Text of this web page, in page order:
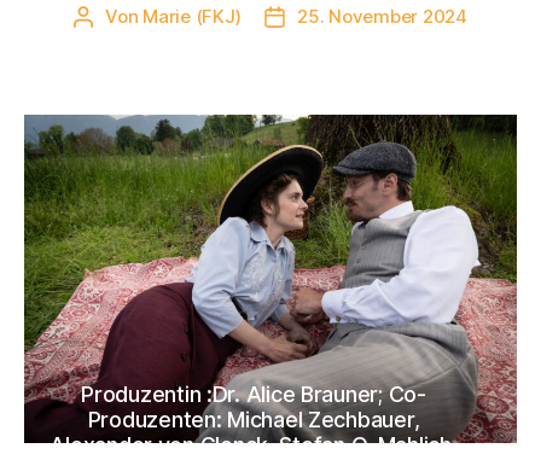
Beitragsautor
Von Marie (FKJ) Veröffentlichungsdatum
25. November 2024
Produzentin :Dr. Alice Brauner; Co-
Produzenten: Michael Zechbauer,
Alexander von Glenck, Stefan O. Mahlich,